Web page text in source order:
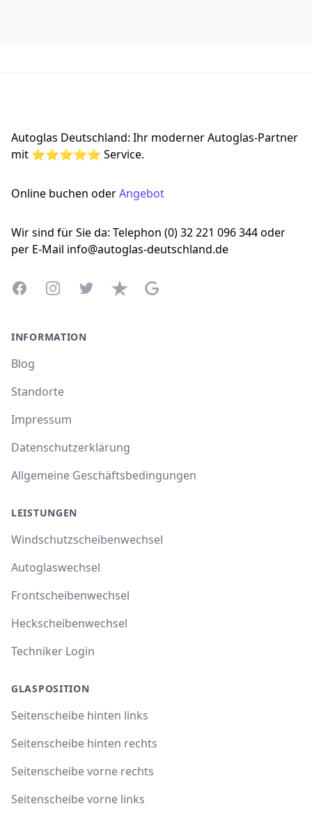
Autoglas Deutschland: Ihr moderner Autoglas-Partner
mit ⭐⭐⭐⭐⭐ Service.
Online buchen oderAngebot
Wir sind für Sie da: Telephon (0) 32 221 096 344 oder
per E-Mail info@autoglas-deutschland.de
FacebookInstagramTwitterTrustpilotGoogle Business Profile
INFORMATION
Blog
Standorte
Impressum
Datenschutzerklärung
Allgemeine Geschäftsbedingungen
LEISTUNGEN
Windschutzscheibenwechsel
Autoglaswechsel
Frontscheibenwechsel
Heckscheibenwechsel
Techniker Login
GLASPOSITION
Seitenscheibe hinten links
Seitenscheibe hinten rechts
Seitenscheibe vorne rechts
Seitenscheibe vorne links